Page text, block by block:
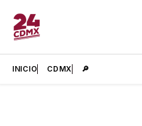
INICIO CDMX 🔎